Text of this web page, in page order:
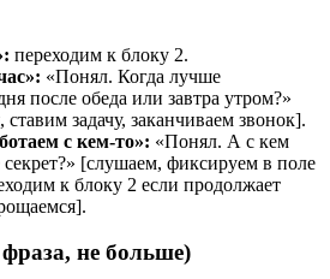
переходим к блоку 2.
«Понял. Когда лучше
после обеда или завтра утром?»
задачу, заканчиваем звонок].
с кем-то»: «Понял. А с кем
секрет?» [слушаем, фиксируем в поле
к блоку 2 если продолжает
не больше)